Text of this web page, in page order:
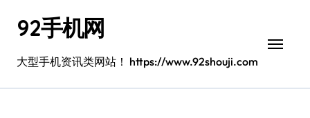
92手机网
大型手机资讯类网站！ https://www.92shouji.com